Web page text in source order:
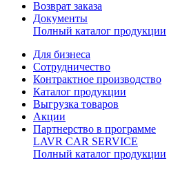
Возврат заказа
Документы
Полный каталог продукции
Для бизнеса
Сотрудничество
Контрактное производcтво
Каталог продукции
Выгрузка товаров
Акции
Партнерство в программе
LAVR CAR SERVICE
Полный каталог продукции